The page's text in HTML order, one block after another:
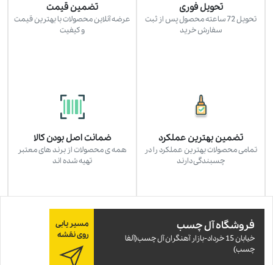
تحویل فوری
تحویل 72 ساعته محصول پس از ثبت
سفارش خرید
تضمین قیمت
عرضه آنلاین محصولات با بهترین قیمت
و کیفیت
تضمین بهترین عملکرد
تمامی محصولات بهترین عملکرد را در
چسبندگی دارند
ضمانت اصل بودن کالا
همه ی محصولات از برند های معتبر
تهیه شده اند
فروشگاه آل چسب
خيابان 15 خرداد-بازار آهنگران آل چسب(آلفا
چسب)
مسیر یابی
روی نقشه